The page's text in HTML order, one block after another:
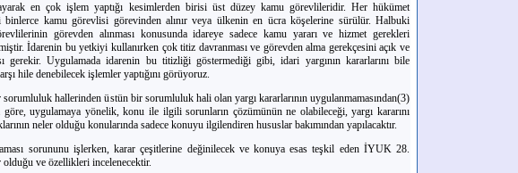
en çok işlem yaptığı kesimlerden birisi üst düzey kamu görevlileridir. Her hükümet
kamu görevlisi görevinden alınır veya ülkenin en ücra köşelerine sürülür. Halbuki
görevden alınması konusunda idareye sadece kamu yararı ve hizmet gerekleri
İdarenin bu yetkiyi kullanırken çok titiz davranması ve görevden alma gerekçesini açık ve
gerekir. Uygulamada idarenin bu titizliği göstermediği gibi, idari yargının kararlarını bile
hile denebilecek işlemler yaptığını görüyoruz.
hallerinden üstün bir sorumluluk hali olan yargı kararlarının uygulanmamasından(3)
göre, uygulamaya yönelik, konu ile ilgili sorunların çözümünün ne olabileceği, yargı kararını
neler olduğu konularında sadece konuyu ilgilendiren hususlar bakımından yapılacaktır.
sorununu işlerken, karar çeşitlerine değinilecek ve konuya esas teşkil eden İYUK 28.
olduğu ve özellikleri incelenecektir.